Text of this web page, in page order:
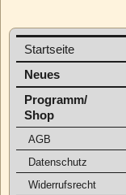
Startseite
Neues
Programm/
Shop
AGB
Datenschutz
Widerrufsrecht